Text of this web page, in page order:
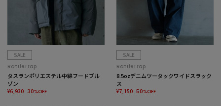
SALE
RattleTrap
タスランポリエステル中綿フードブル
ゾン
¥6,930 30%OFF
SALE
RattleTrap
8.5ozデニムツータックワイドスラック
ス
¥7,150 50%OFF